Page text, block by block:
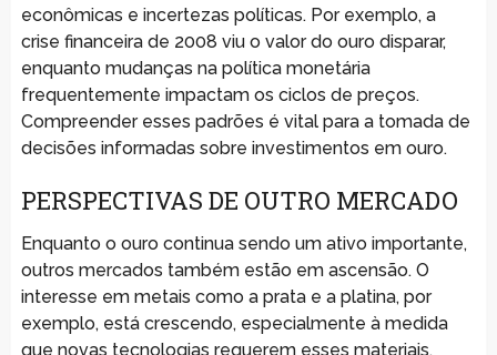
econômicas e incertezas políticas. Por exemplo, a
crise financeira de 2008 viu o valor do ouro disparar,
enquanto mudanças na política monetária
frequentemente impactam os ciclos de preços.
Compreender esses padrões é vital para a tomada de
decisões informadas sobre investimentos em ouro.
PERSPECTIVAS DE OUTRO MERCADO
Enquanto o ouro continua sendo um ativo importante,
outros mercados também estão em ascensão. O
interesse em metais como a prata e a platina, por
exemplo, está crescendo, especialmente à medida
que novas tecnologias requerem esses materiais.